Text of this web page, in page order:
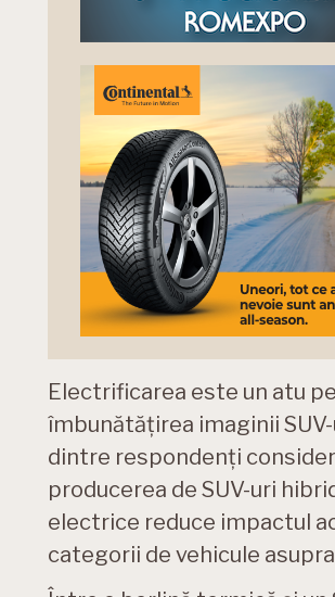
Electrificarea este un atu
îmbunătățirea imaginii SUV-
dintre respondenți
producerea de SUV-uri
electrice reduce impactul
categorii de vehicule